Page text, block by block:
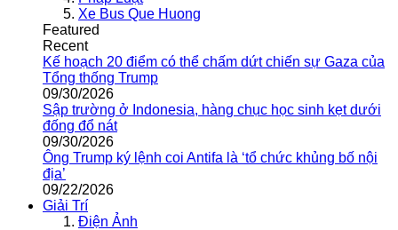
Xe Bus Que Huong
Featured
Recent
Kế hoạch 20 điểm có thể chấm dứt chiến sự Gaza của
Tổng thống Trump
09/30/2026
Sập trường ở Indonesia, hàng chục học sinh kẹt dưới
đống đổ nát
09/30/2026
Ông Trump ký lệnh coi Antifa là ‘tổ chức khủng bố nội
địa’
09/22/2026
Giải Trí
Điện Ảnh